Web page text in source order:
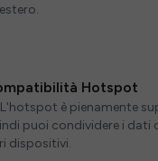
Hotspot
L'hotspot è pienamente
puoi condividere i dati
dispositivi.